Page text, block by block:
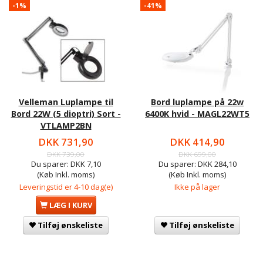
-1%
Velleman Luplampe til
Bord 22W (5 dioptri) Sort -
VTLAMP2BN
DKK 731,90
DKK 739,00
Du sparer: DKK 7,10
(Køb Inkl. moms)
Leveringstid er 4-10 dag(e)
LÆG I KURV
Tilføj ønskeliste
-41%
Bord luplampe på 22w
6400K hvid - MAGL22WT5
DKK 414,90
DKK 699,00
Du sparer: DKK 284,10
(Køb Inkl. moms)
Ikke på lager
Tilføj ønskeliste